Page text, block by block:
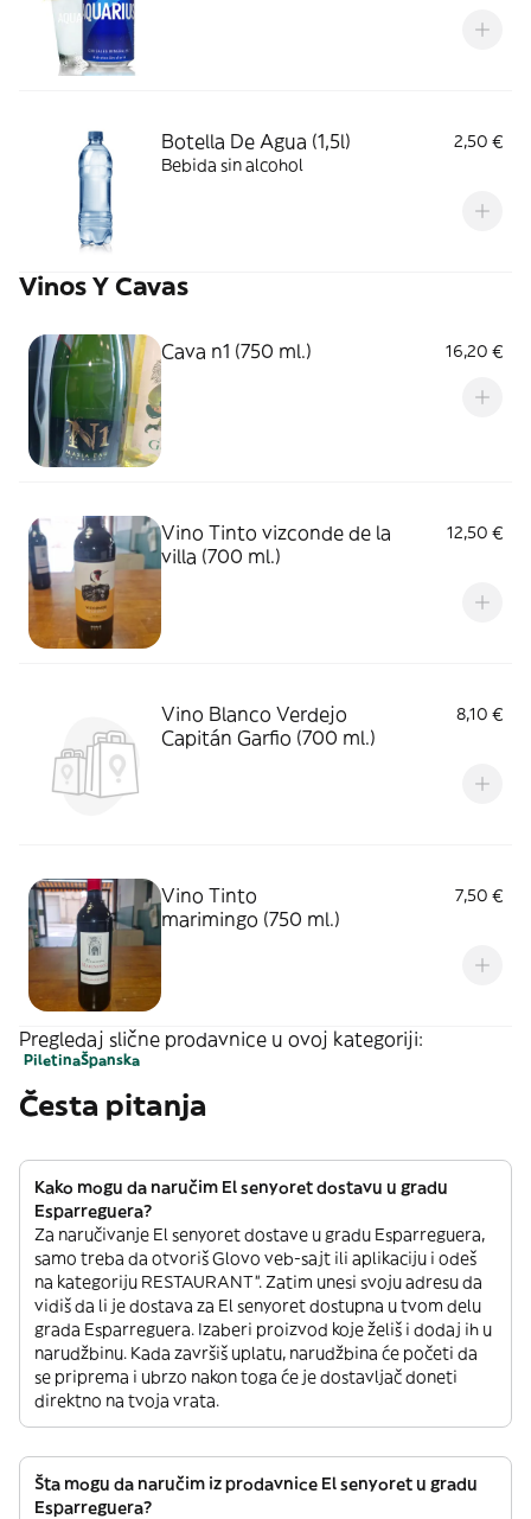
Botella De Agua (1,5l)
2,50 €
Bebida sin alcohol
Vinos Y Cavas
Cava n1 (750 ml.) 16,20 €
Vino Tinto vizconde de la
villa (700 ml.)
12,50 €
Vino Blanco Verdejo
Capitán Garfio (700 ml.)
8,10 €
Vino Tinto
marimingo (750 ml.)
7,50 €
Pregledaj slične prodavnice u ovoj kategoriji:
PiletinaŠpanska
Česta pitanja
Kako mogu da naručim El senyoret dostavu u gradu
Esparreguera?
Za naručivanje El senyoret dostave u gradu Esparreguera,
samo treba da otvoriš Glovo veb-sajt ili aplikaciju i odeš
na kategoriju RESTAURANT”. Zatim unesi svoju adresu da
vidiš da li je dostava za El senyoret dostupna u tvom delu
grada Esparreguera. Izaberi proizvod koje želiš i dodaj ih u
narudžbinu. Kada završiš uplatu, narudžbina će početi da
se priprema i ubrzo nakon toga će je dostavljač doneti
direktno na tvoja vrata.
Šta mogu da naručim iz prodavnice El senyoret u gradu
Esparreguera?